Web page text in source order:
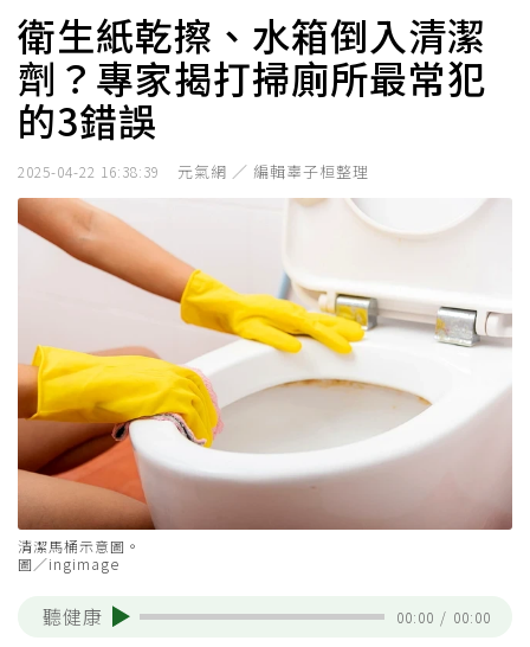
衛生紙乾擦、水箱倒入清潔
劑？專家揭打掃廁所最常犯
的3錯誤
2025-04-22 16:38:39 元氣網 ／ 編輯辜子桓整理
清潔馬桶示意圖。
圖／ingimage
聽健康 00:00 / 00:00